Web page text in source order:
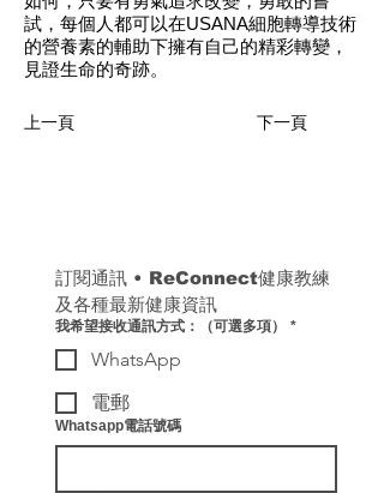
試，每個人都可以在USANA細胞轉導技術
的營養素的輔助下擁有自己的精彩轉變，
見證生命的奇跡。
上一頁 下一頁
訂閱通訊 • ReConnect健康教練
及各種最新健康資訊
我希望接收通訊方式：（可選多項） *
WhatsApp
電郵
Whatsapp電話號碼